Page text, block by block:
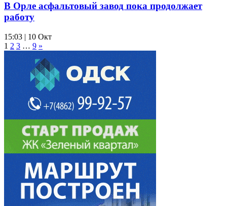
В Орле асфальтовый завод пока продолжает
работу
15:03 | 10 Окт
1 2 3 … 9 »